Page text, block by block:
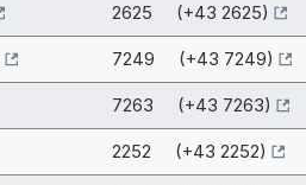
2625 (+43 2625)
7249 (+43 7249)
7263 (+43 7263)
2252 (+43 2252)